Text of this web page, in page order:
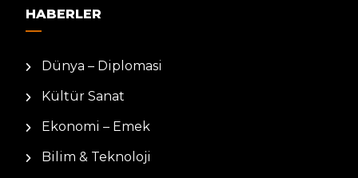
HABERLER
Dünya – Diplomasi
Kültür Sanat
Ekonomi – Emek
Bilim & Teknoloji